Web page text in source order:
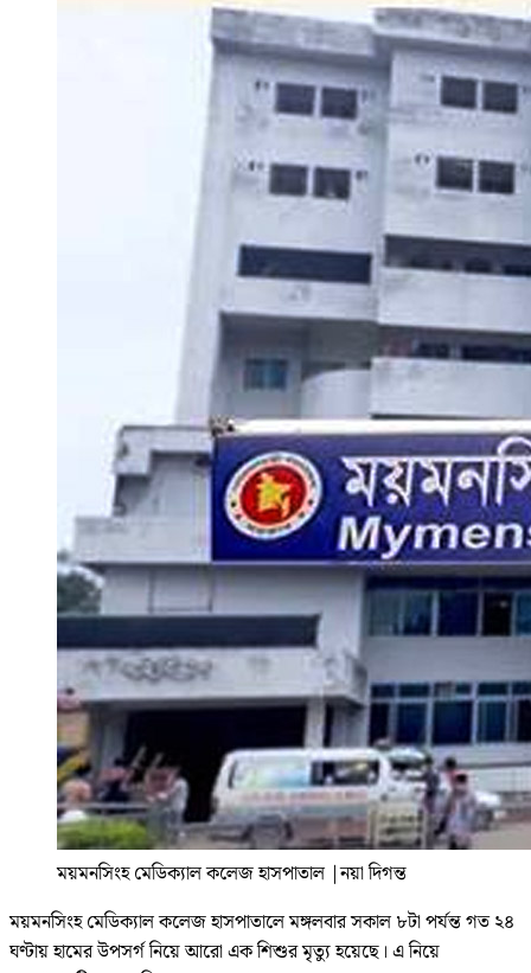
ময়মনসিংহ মেডিক্যাল কলেজ হাসপাতাল |নয়া দিগন্ত
ময়মনসিংহ মেডিক্যাল কলেজ হাসপাতালে মঙ্গলবার সকাল ৮টা পর্যন্ত গত ২৪
ঘণ্টায় হামের উপসর্গ নিয়ে আরো এক শিশুর মৃত্যু হয়েছে। এ নিয়ে